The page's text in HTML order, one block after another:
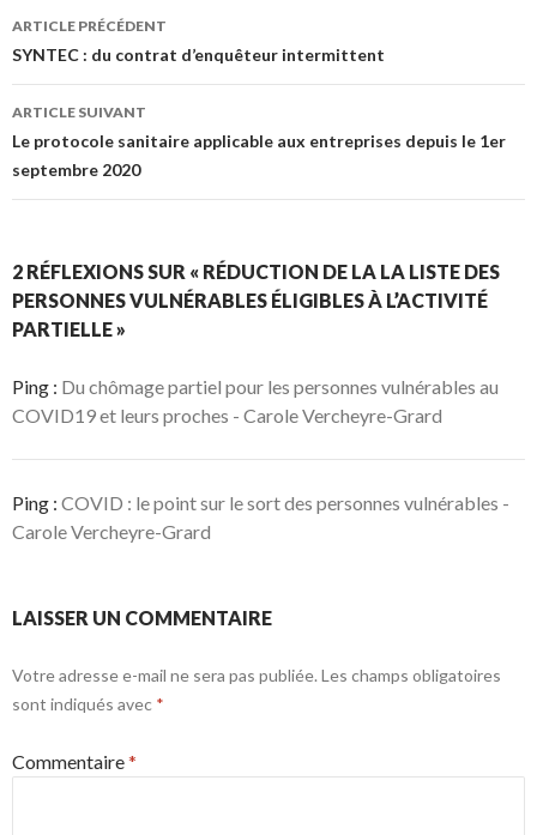
Navigation
des
articles
ARTICLE PRÉCÉDENT
SYNTEC : du contrat d’enquêteur intermittent
ARTICLE SUIVANT
Le protocole sanitaire applicable aux entreprises depuis le 1er
septembre 2020
2 RÉFLEXIONS SUR « RÉDUCTION DE LA LA LISTE DES
PERSONNES VULNÉRABLES ÉLIGIBLES À L’ACTIVITÉ
PARTIELLE »
Ping : Du chômage partiel pour les personnes vulnérables au
COVID19 et leurs proches - Carole Vercheyre-Grard
Ping : COVID : le point sur le sort des personnes vulnérables -
Carole Vercheyre-Grard
LAISSER UN COMMENTAIRE
Votre adresse e-mail ne sera pas publiée. Les champs obligatoires
sont indiqués avec *
Commentaire*